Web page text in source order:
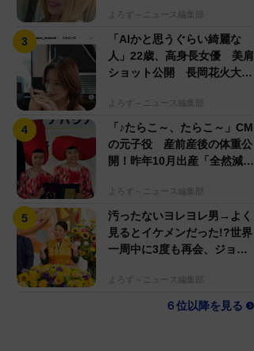
よろず～ニュース編集部
「AIかと思うぐらい綺麗な
人」22歳、高身長女優 美肩
ショット公開 長岡花火大会
よろず～ニュース編集部
「♪たらこ～、たらこ～」CM
の元子役 産前産後の体重公
開！昨年10月出産「全然減ら
よろず～ニュース編集部
汚ったないヨレヨレ男→よく
見るとイケメンだった!?世界
一周中に3度も再会、ジョー
へ！【新婚さん】
よろず～ニュース編集部
６位以降を見る